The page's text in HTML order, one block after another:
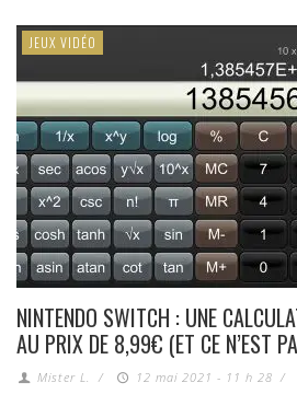
JEUX VIDÉO
NINTENDO SWITCH : UNE
AU PRIX DE 8,99€ (ET CE N’EST
Mister L. / 12 mai 2021 - 11 h 28 /